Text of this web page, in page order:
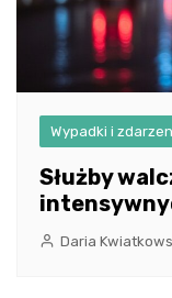
Wypadki i
Służby
Daria